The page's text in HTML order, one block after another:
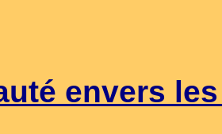
envers